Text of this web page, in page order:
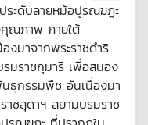
ระดับลายหม้อปูรณฆฏะ
คุณภาพ ภายใต้
มาจากพระราชดำริ
มราชกุมารี เพื่อสนอง
นธุกรรมพืช อันเนื่องมา
าชสุดาฯ สยามบรมราช